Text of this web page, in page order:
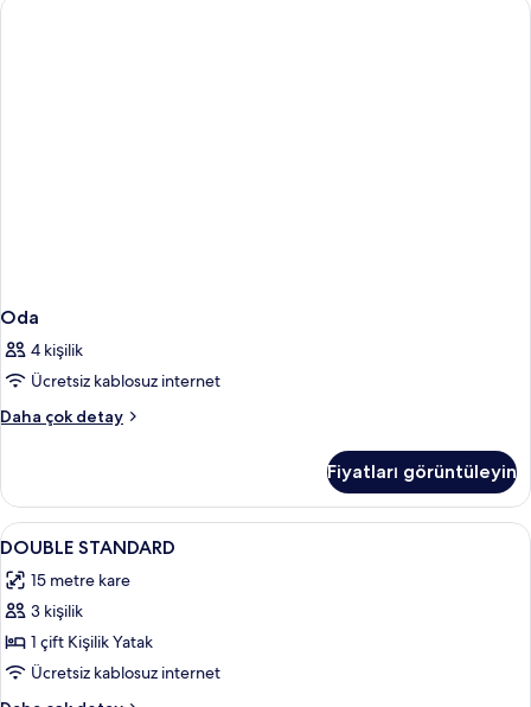
fazla
Oda
4 kişilik
Ücretsiz kablosuz internet
Daha çok detay
Oda
detay
Fiyatları görüntüleyin
DOUBLE
STANDARD
için
tüm
fotoğrafları
görün
Minibar, odada kasa, masa, ütü/ütü
12
DOUBLE STANDARD
15 metre kare
3 kişilik
1 çift Kişilik Yatak
Ücretsiz kablosuz internet